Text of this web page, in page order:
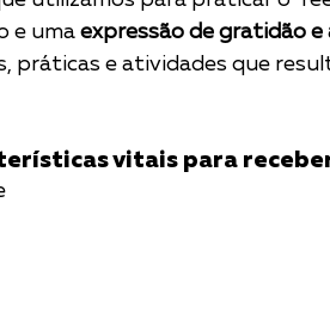
e uma expressão de gratidão e
práticas e atividades que
vitais para